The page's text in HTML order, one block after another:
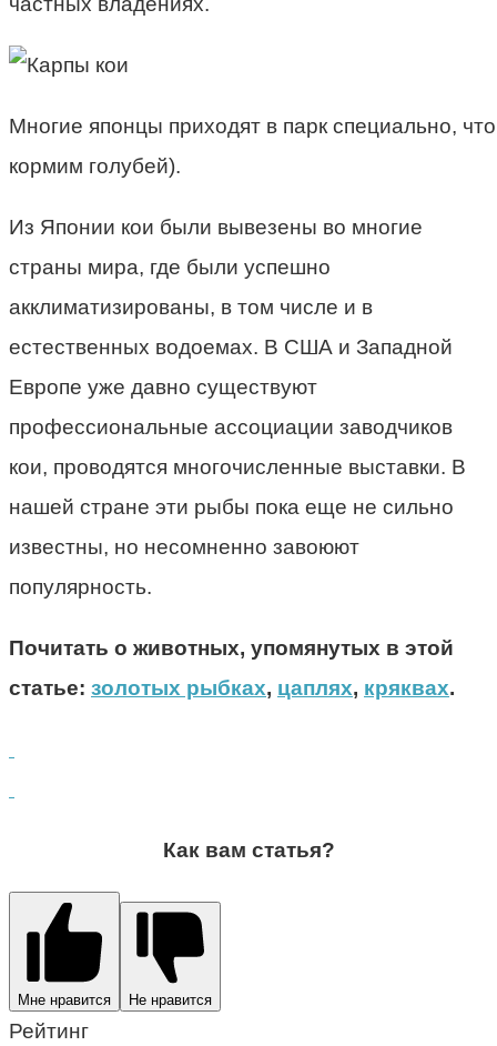
Многие японцы приходят в парк специально,
кормим голубей).
Из Японии кои были вывезены во многие
страны мира, где были успешно
акклиматизированы, в том числе и в
естественных водоемах. В США и Западной
Европе уже давно существуют
профессиональные ассоциации заводчиков
кои, проводятся многочисленные выставки. В
нашей стране эти рыбы пока еще не сильно
известны, но несомненно завоюют
популярность.
Почитать о животных, упомянутых в этой
статье: золотых рыбках, цаплях, кряквах.
Как вам статья?
Мне нравится Не нравится
Рейтинг